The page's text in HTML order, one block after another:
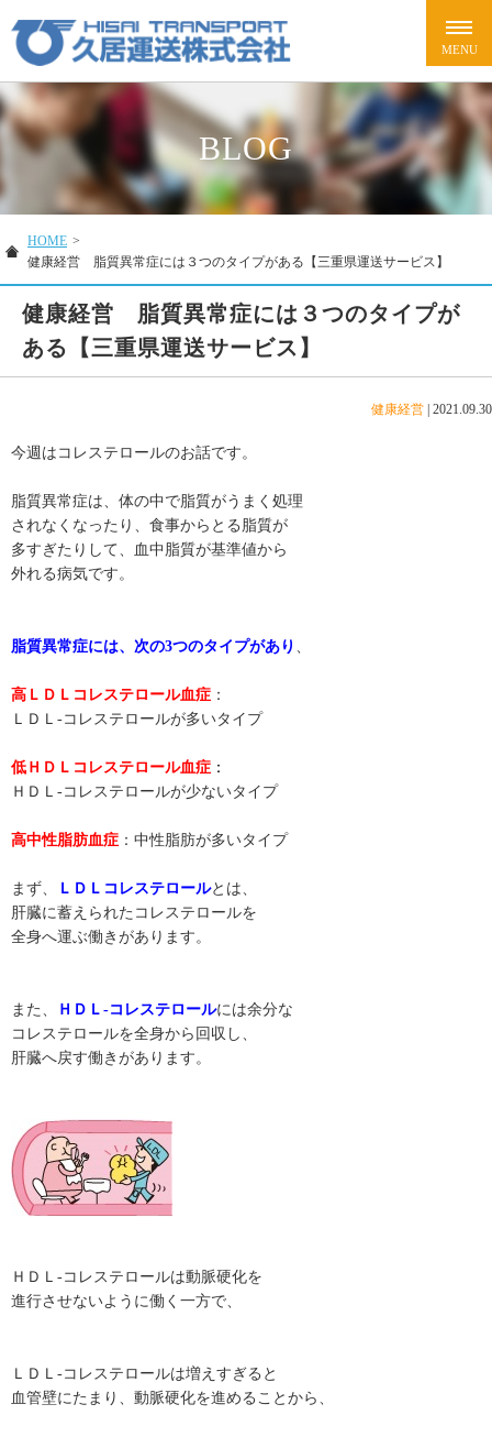
BLOG
HOME >
健康経営 脂質異常症には３つのタイプがある【三重県運送サービス】
健康経営 脂質異常症には３つのタイプが
ある【三重県運送サービス】
健康経営 2021.09.30
今週はコレステロールのお話です。
脂質異常症は、体の中で脂質がうまく処理
されなくなったり、食事からとる脂質が
多すぎたりして、血中脂質が基準値から
外れる病気です。
脂質異常症には、次の3つのタイプがあり 、
高ＬＤＬコレステロール血症 ：
ＬＤＬ-コレステロールが多いタイプ
低ＨＤＬコレステロール血症 ：
ＨＤＬ-コレステロールが少ないタイプ
高中性脂肪血症 ：中性脂肪が多いタイプ
まず、 ＬＤＬコレステロールとは、
肝臓に蓄えられたコレステロールを
全身へ運ぶ働きがあります。
また、 ＨＤＬ-コレステロールには余分な
コレステロールを全身から回収し、
肝臓へ戻す働きがあります。
ＨＤＬ-コレステロールは動脈硬化を
進行させないように働く一方で、
ＬＤＬ-コレステロールは増えすぎると
血管壁にたまり、動脈硬化を進めることから、